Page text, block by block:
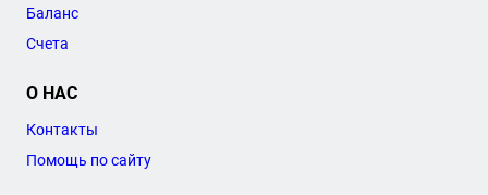
Баланс
Счета
О НАС
Контакты
Помощь по сайту